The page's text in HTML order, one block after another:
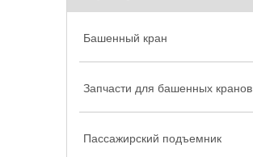
Башенный кран
Запчасти для башенных кранов
Пассажирский подъемник